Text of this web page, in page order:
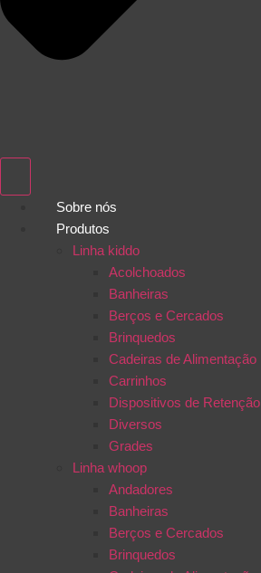
Sobre nós
Produtos
Linha kiddo
Acolchoados
Banheiras
Berços e Cercados
Brinquedos
Cadeiras de Alimentação
Carrinhos
Dispositivos de Retenção
Diversos
Grades
Linha whoop
Andadores
Banheiras
Berços e Cercados
Brinquedos